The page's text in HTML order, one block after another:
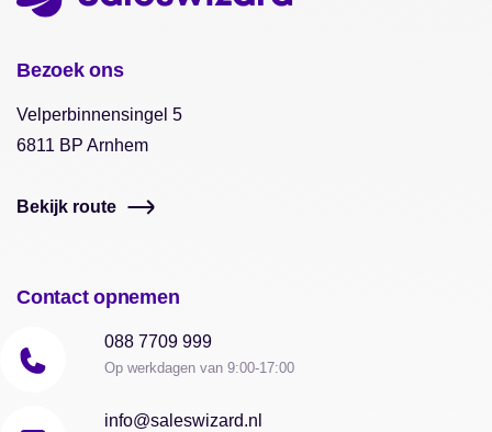
Bezoek ons
Velperbinnensingel 5
6811 BP Arnhem
Bekijk route
Contact opnemen
088 7709 999
Op werkdagen van 9:00-17:00
info@saleswizard.nl